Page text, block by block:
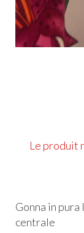
Le produit
Gonna in pura
centrale